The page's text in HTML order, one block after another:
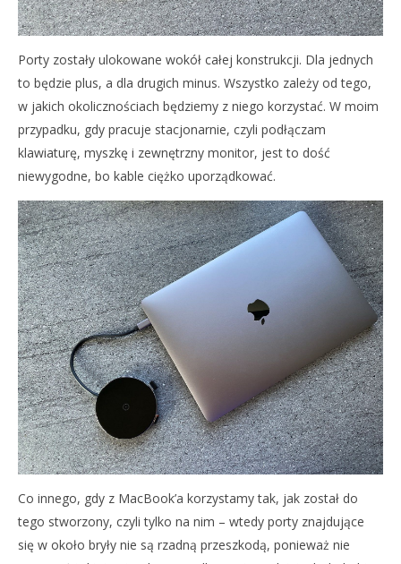
Porty zostały ulokowane wokół całej konstrukcji. Dla jednych
to będzie plus, a dla drugich minus. Wszystko zależy od tego,
w jakich okolicznościach będziemy z niego korzystać. W moim
przypadku, gdy pracuje stacjonarnie, czyli podłączam
klawiaturę, myszkę i zewnętrzny monitor, jest to dość
niewygodne, bo kable ciężko uporządkować.
Co innego, gdy z MacBook’a korzystamy tak, jak został do
tego stworzony, czyli tylko na nim – wtedy porty znajdujące
się w około bryły nie są rzadną przeszkodą, ponieważ nie